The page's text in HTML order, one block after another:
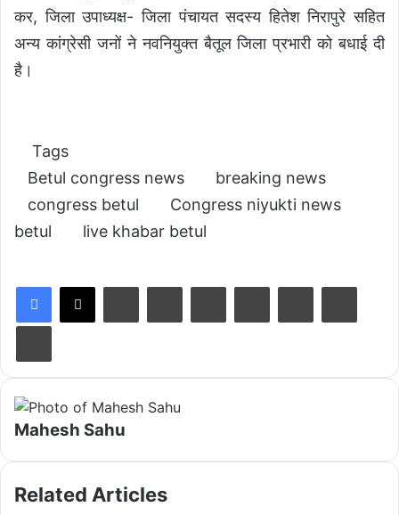
कर, जिला उपाध्यक्ष- जिला पंचायत सदस्य हितेश निरापुरे सहित
अन्य कांग्रेसी जनों ने नवनियुक्त बैतूल जिला प्रभारी को बधाई दी
है।
Tags
Betul congress news
breaking news
congress betul
Congress niyukti news
betul
live khabar betul
Mahesh Sahu
Related Articles